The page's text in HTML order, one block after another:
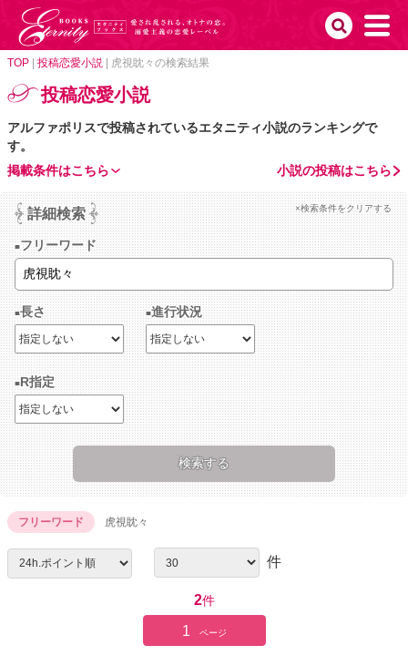
TOP 投稿恋愛小説 虎視眈々の検索結果
投稿恋愛小説
アルファポリスで投稿されているエタニティ小説のランキングで
す。
小説の投稿はこちら
掲載条件はこちら
詳細検索 ×検索条件をクリアする
フリーワード
長さ 進行状況
R指定
フリーワード 虎視眈々
件
2件
1 ページ